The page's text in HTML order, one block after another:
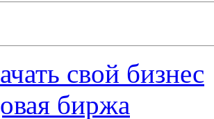
свой бизнес
биржа